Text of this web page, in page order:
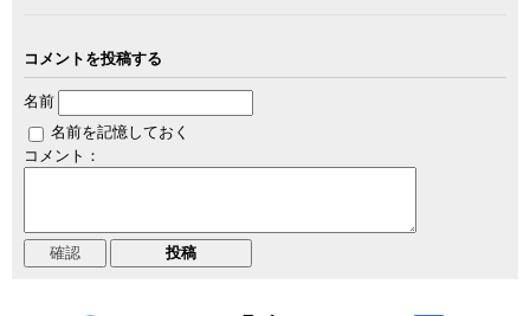
コメントを投稿する
名前
名前を記憶しておく
コメント：